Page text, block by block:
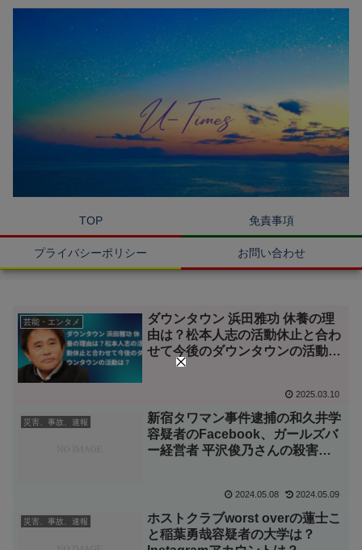
TOP 免責事項
プライバシーポリシー お問い合わせ
芸能・エンタメ
ダウンタウン 浜田雅功 休養の理
由は？松本人志の活動休止と合わ
せて今後のダウンタウンの活動
2025.03.10
災害、事故、速報
新宿タワマン事件逮捕の和久井学
容疑者のFacebook、ガールズバ
ー経営者 平沢俊乃さんの殺害動
2024.05.08 2024.05.09
災害、事故、速報
ホストクラブworst overの蓮士こ
と稲葉勇哉容疑者の大学は？